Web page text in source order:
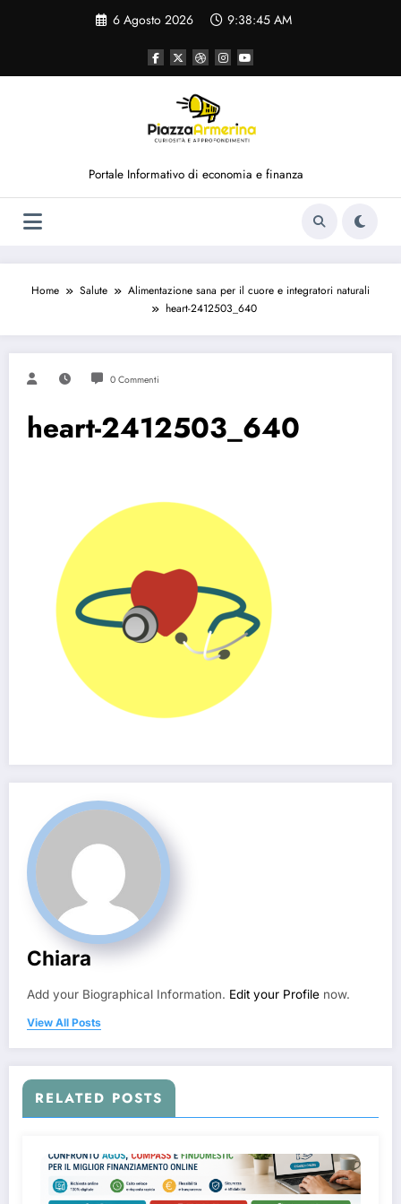
6 Agosto 2026 9:38:45 AM
Portale Informativo di economia e finanza
Home Salute
Alimentazione sana per il cuore e integratori naturali
heart-2412503_640
0 Commenti
heart-2412503_640
Chiara
Add your Biographical Information. Edit your Profile now.
View All Posts
RELATED POSTS